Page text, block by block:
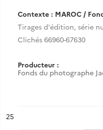
Contexte : MAROC /
Tirages d'édition, série
Clichés 66960-67630
Producteur :
Fonds du photographe
n°
25